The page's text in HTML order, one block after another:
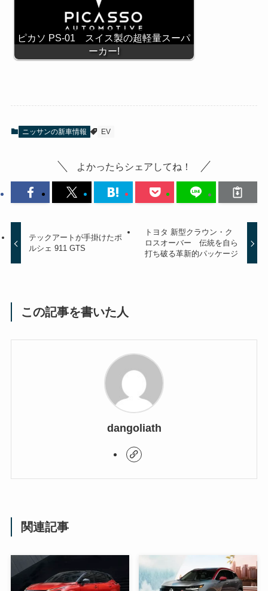
ピカソ PS-01 スイス製の超軽量スーパ
ーカー!
ニッサンの新車情報 EV
よかったらシェアしてね！
テックアートが手掛けたポ
ルシェ 911 GTS
トヨタ 新型クラウン・ク
ロスオーバー 伝統を自ら
打ち破る革新的パッケージ
この記事を書いた人
dangoliath
関連記事